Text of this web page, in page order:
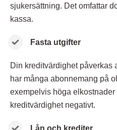
sjukersättning. Det omfattar
kassa.
Fasta utgifter
Din kreditvärdighet påverkas
har många abonnemang på
exempelvis höga elkostnader
kreditvärdighet negativt.